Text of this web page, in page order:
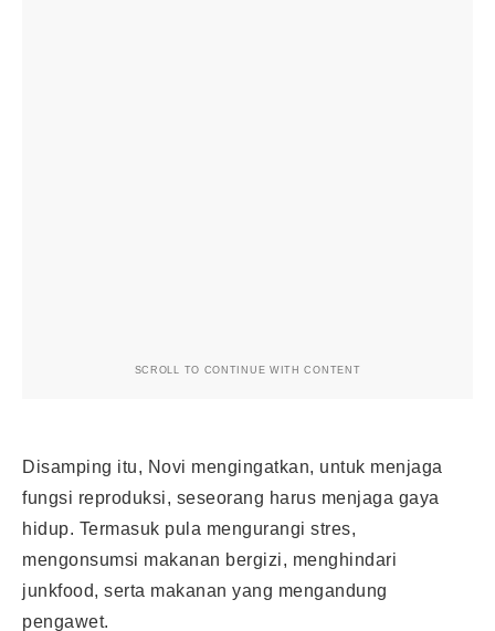
SCROLL TO CONTINUE WITH CONTENT
Disamping itu, Novi mengingatkan, untuk menjaga
fungsi reproduksi, seseorang harus menjaga gaya
hidup. Termasuk pula mengurangi stres,
mengonsumsi makanan bergizi, menghindari
junkfood, serta makanan yang mengandung
pengawet.